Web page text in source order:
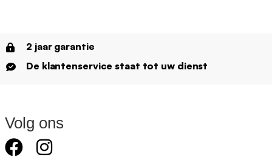
2 jaar garantie
De klantenservice staat tot uw dienst
Volg ons